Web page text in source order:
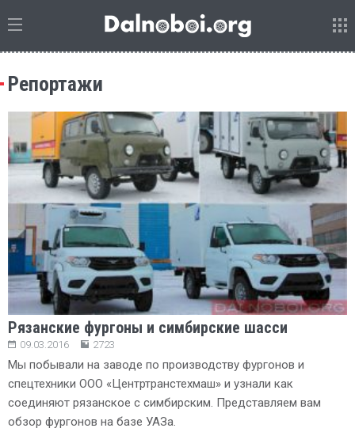
Репортажи
Рязанские фургоны и симбирские шасси
09.03.2016 2723
Мы побывали на заводе по производству фургонов и
спецтехники ООО «Центртранстехмаш» и узнали как
соединяют рязанское с симбирским. Представляем вам
обзор фургонов на базе УАЗа.